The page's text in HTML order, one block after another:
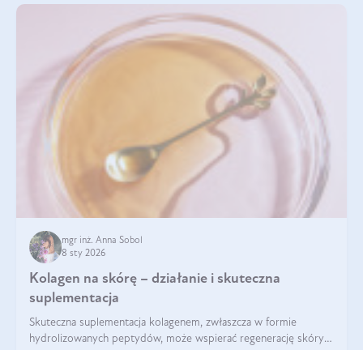
mgr inż. Anna Sobol
8 sty 2026
Kolagen na skórę – działanie i skuteczna
suplementacja
Skuteczna suplementacja kolagenem, zwłaszcza w formie
hydrolizowanych peptydów, może wspierać regenerację skóry i